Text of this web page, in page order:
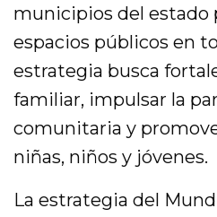
municipios del estado
espacios públicos en
estrategia busca
familiar, impulsar la
comunitaria y
niñas, niños y jóvenes.
La estrategia del